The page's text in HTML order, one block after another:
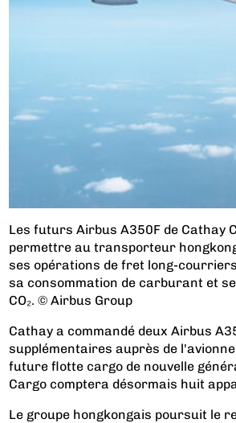
Les futurs Airbus A350F de Cathay
permettre au transporteur
ses opérations de fret long-
sa consommation de carburant et
CO₂. © Airbus Group
Cathay a commandé deux Airbus
supplémentaires auprès de
future flotte cargo de nouvelle
Cargo comptera désormais huit
Le groupe hongkongais poursuit le